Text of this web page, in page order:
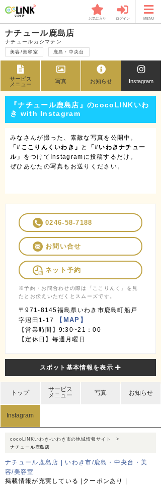
お気に入り ログイン MENU
ナチュール鹿島店
ナチュールカシマテン
美容/美容室 鹿島・中央台
サービス
メニュー
写真 お知らせ Instagram
『ナチュール鹿島店』のcocoLINKいわ
き with Instagram
みなさんが撮った、素敵な写真を公開中。
「#ここりんくいわき」
と
「#いわきナチュー
ル」 をつけてInstagramに投稿するだけ。
ぜひあなたの写真もお送りください。
0246-58-7188
お問い合せ
ネット予約
※予約・お問合わせの際は「ここりんく」を見
たとお伝えいただくとスムーズです。
〒971-8145福島県いわき市鹿島町船戸
字沼田1-17
【MAP】
【営業時間】9:30~21：00
【定休日】毎週月曜日
スポット基本情報を表示
トップ
サービス
メニュー
写真 お知らせ
Instagram
cocoLINKいわき-いわき市の地域情報サイト
ナチュール鹿島店
ナチュール鹿島店 | いわき市/鹿島・中央台・美
容/美容室
掲載情報が充実している
クーポンあり